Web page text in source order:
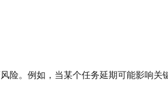
险。例如，当某个任务延期可能影响关